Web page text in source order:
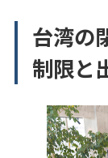
台湾の
制限と